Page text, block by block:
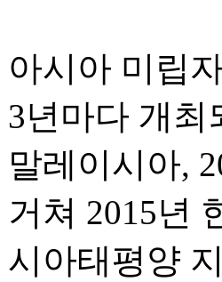
아시아 미립
3년마다 개최
말레이시아,
거쳐 2015년
시아태평양